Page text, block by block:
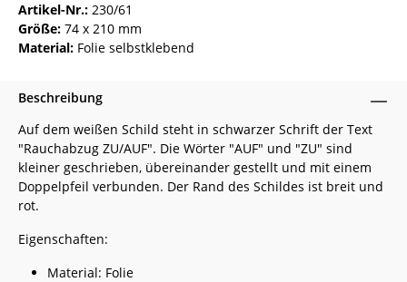
Artikel-Nr.: 230/61
Größe: 74 x 210 mm
Material: Folie selbstklebend
Beschreibung
Auf dem weißen Schild steht in schwarzer Schrift der Text
"Rauchabzug ZU/AUF". Die Wörter "AUF" und "ZU" sind
kleiner geschrieben, übereinander gestellt und mit einem
Doppelpfeil verbunden. Der Rand des Schildes ist breit und
rot.
Eigenschaften:
Material: Folie